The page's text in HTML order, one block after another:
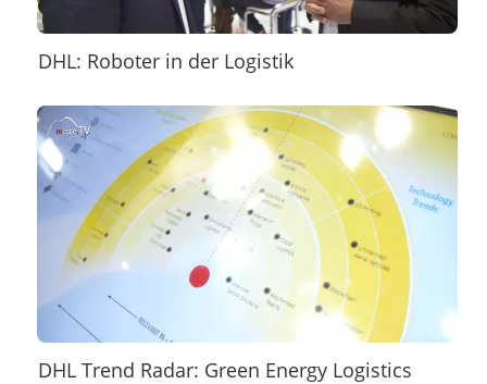
DHL: Roboter in der Logistik
DHL Trend Radar: Green Energy Logistics